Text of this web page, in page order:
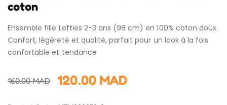
coton
Ensemble fille Lefties 2-3 ans (98 cm) en 100% coton doux.
Confort, légèreté et qualité, parfait pour un look à la fois
confortable et tendance
160.00MAD 120.00 MAD